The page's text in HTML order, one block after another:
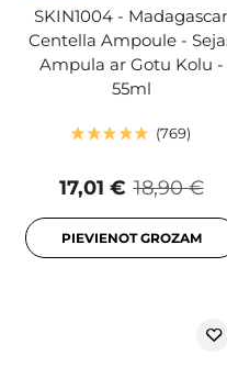
SKIN1004 - Madagascar
Centella Ampoule -
Ampula ar Gotu Kolu -
55ml
769
18,90 €
17,01 €
PIEVIENOT GROZAM